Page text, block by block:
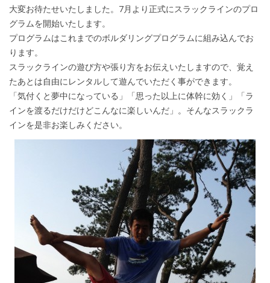
大変お待たせいたしました。7月より正式にスラックラインのプロ
グラムを開始いたします。
プログラムはこれまでのボルダリングプログラムに組み込んでお
ります。
スラックラインの遊び方や張り方をお伝えいたしますので、覚え
たあとは自由にレンタルして遊んでいただく事ができます。
「気付くと夢中になっている」「思った以上に体幹に効く」「ラ
インを渡るだけだけどこんなに楽しいんだ」。そんなスラックラ
インを是非お楽しみください。